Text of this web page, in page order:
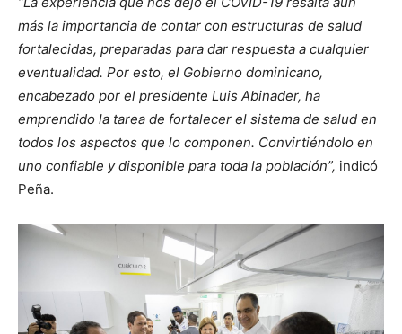
más la importancia de contar con estructuras de salud
fortalecidas, preparadas para dar respuesta a cualquier
eventualidad. Por esto, el Gobierno dominicano,
encabezado por el presidente Luis Abinader, ha
emprendido la tarea de fortalecer el sistema de salud en
todos los aspectos que lo componen. Convirtiéndolo en
uno confiable y disponible para toda la población”, indicó
Peña.